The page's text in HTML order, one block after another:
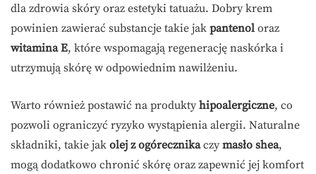
dla zdrowia skóry oraz estetyki tatuażu. Dobry krem
powinien zawierać substancje takie jak pantenol oraz
witamina E, które wspomagają regenerację naskórka i
utrzymują skórę w odpowiednim nawilżeniu.
Warto również postawić na produkty hipoalergiczne, co
pozwoli ograniczyć ryzyko wystąpienia alergii. Naturalne
składniki, takie jak olej z ogórecznikaczy masło shea,
mogą dodatkowo chronić skórę oraz zapewnić jej komfort